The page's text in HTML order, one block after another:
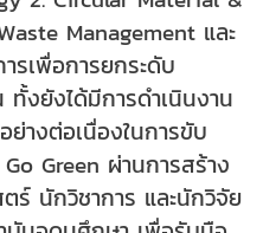
Management และ
รเพื่อการยกระดับ
งยังได้มีการดำเนินงาน
างต่อเนื่องในการขับ
Green ผ่านการสร้าง
ร์ นักวิชาการ และนักวิจัย